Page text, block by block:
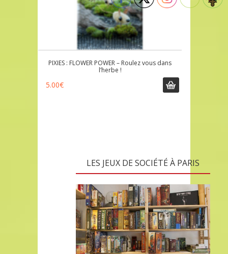
PIXIES : FLOWER POWER – Roulez vous dans
l’herbe !
5.00€
LES JEUX DE SOCIÉTÉ À PARIS